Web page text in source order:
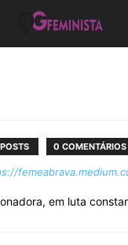
0 COMENTÁRIOS
em luta